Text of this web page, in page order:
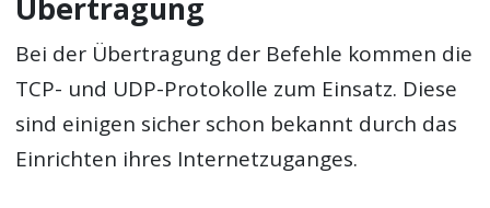
Übertragung
Bei der Übertragung der Befehle kommen die
TCP- und UDP-Protokolle zum Einsatz. Diese
sind einigen sicher schon bekannt durch das
Einrichten ihres Internetzuganges.